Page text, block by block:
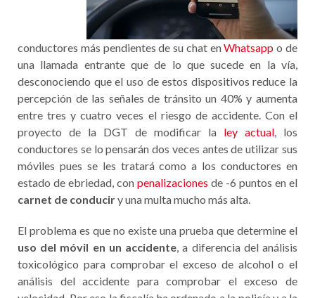
conductores más pendientes de su chat enWhatsapp o de
una llamada entrante que de lo que sucede en la vía,
desconociendo que el uso de estos dispositivos reduce la
percepción de las señales de tránsito un 40% y aumenta
entre tres y cuatro veces el riesgo de accidente. Con el
proyecto de la DGT de modificar la ley actual, los
conductores se lo pensarán dos veces antes de utilizar sus
móviles pues se les tratará como a los conductores en
estado de ebriedad, con penalizaciones de -6 puntos en el
carnet de conduciry una multa mucho más alta.
El problema es que no existe una prueba que determine el
uso del móvil en un accidente, a diferencia del análisis
toxicológico para comprobar el exceso de alcohol o el
análisis del accidente para comprobar el exceso de